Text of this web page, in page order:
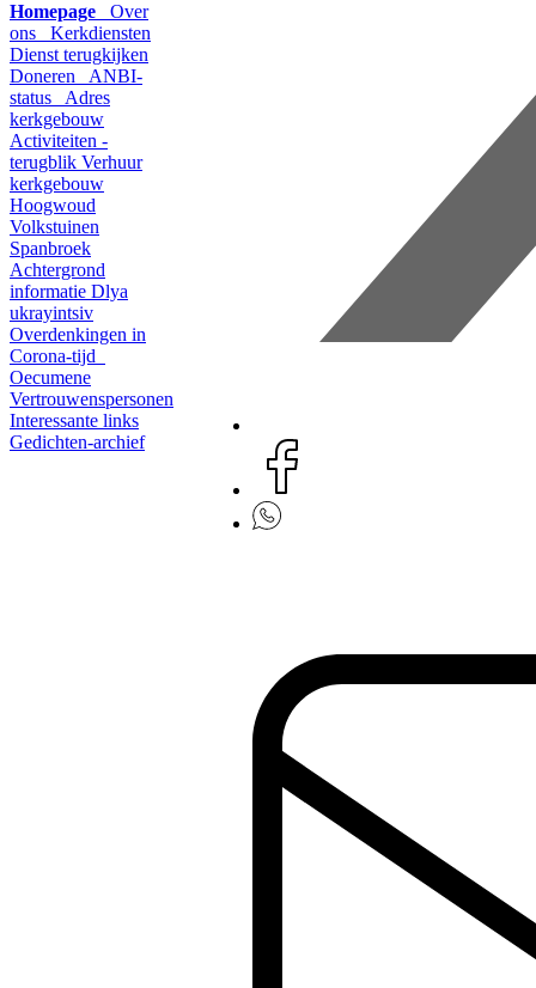
Homepage
Over
ons
Kerkdiensten
Dienst terugkijken
Doneren
ANBI-
status
Adres
kerkgebouw
Activiteiten -
terugblik Verhuur
kerkgebouw
Hoogwoud
Volkstuinen
Spanbroek
Achtergrond
informatie Dlya
ukrayintsiv
Overdenkingen in
Corona-tijd
Oecumene
Vertrouwenspersonen
Interessante links
Gedichten-archief